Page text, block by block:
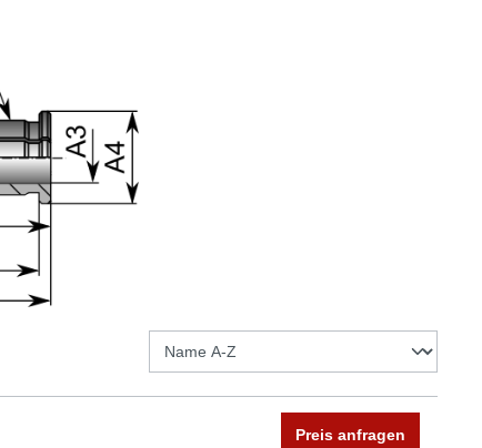
Preis anfragen